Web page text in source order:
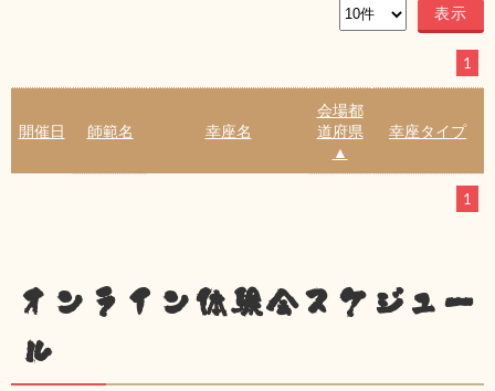
1
開催日 師範名 幸座名
会場都
道府県
▲
幸座タイプ
1
オンライン体験会スケジュー
ル